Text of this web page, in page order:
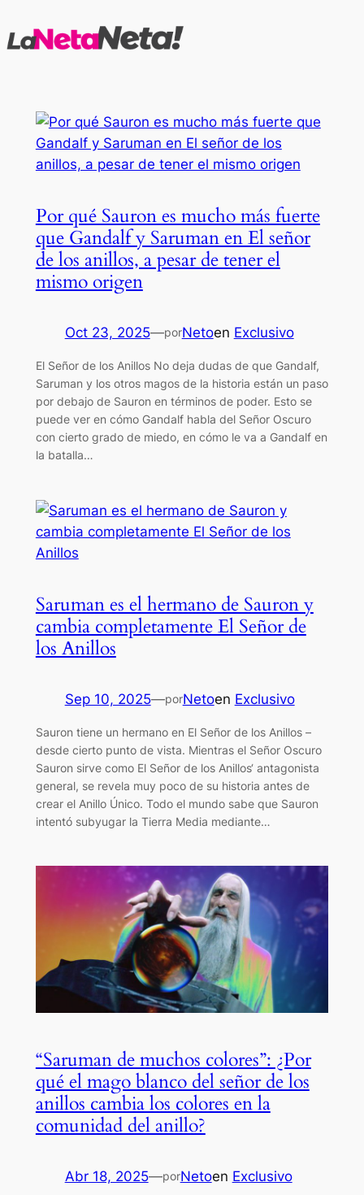
al
Por qué Sauron es mucho más fuerte
que Gandalf y Saruman en El señor
de los anillos, a pesar de tener el
mismo origen
Oct 23, 2025—porNetoen Exclusivo
El Señor de los Anillos No deja dudas de que Gandalf,
Saruman y los otros magos de la historia están un paso
por debajo de Sauron en términos de poder. Esto se
puede ver en cómo Gandalf habla del Señor Oscuro
con cierto grado de miedo, en cómo le va a Gandalf en
la batalla…
Saruman es el hermano de Sauron y
cambia completamente El Señor de
los Anillos
Sep 10, 2025—porNetoen Exclusivo
Sauron tiene un hermano en El Señor de los Anillos –
desde cierto punto de vista. Mientras el Señor Oscuro
Sauron sirve como El Señor de los Anillos‘ antagonista
general, se revela muy poco de su historia antes de
crear el Anillo Único. Todo el mundo sabe que Sauron
intentó subyugar la Tierra Media mediante…
“Saruman de muchos colores”: ¿Por
qué el mago blanco del señor de los
anillos cambia los colores en la
comunidad del anillo?
Abr 18, 2025—porNetoen Exclusivo